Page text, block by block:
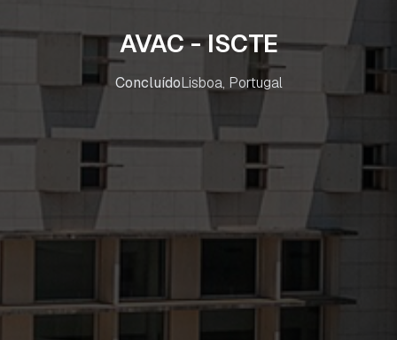
AVAC - ISCTE
ConcluídoLisboa, Portugal